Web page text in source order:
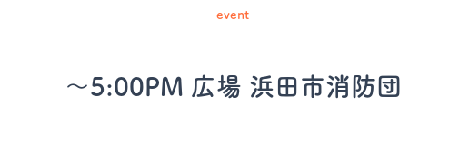
event
～5:00PM 広場 浜田市消防団